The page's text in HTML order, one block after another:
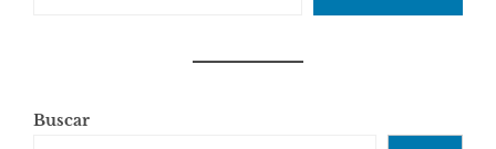
Buscar